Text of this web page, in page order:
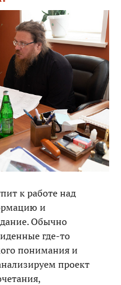
к работе над
и
Обычно
где-то
понимания и
проект